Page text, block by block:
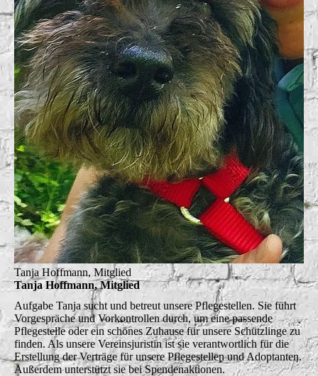
Tanja Hoffmann, Mitglied
Tanja Hoffmann, Mitglied
Aufgabe Tanja sucht und betreut unsere Pflegestellen. Sie führt
Vorgespräche und Vorkontrollen durch, um eine passende
Pflegestelle oder ein schönes Zuhause für unsere Schützlinge zu
finden. Als unsere Vereinsjuristin ist sie verantwortlich für die
Erstellung der Verträge für unsere Pflegestellen und Adoptanten.
Außerdem unterstützt sie bei Spendenaktionen.